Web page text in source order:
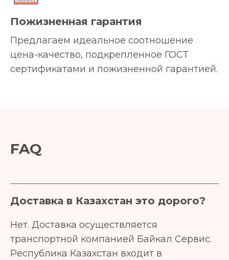
Пожизненная гарантия
Предлагаем идеальное соотношение
цена-качество, подкрепленное ГОСТ
сертификатами и пожизненной гарантией.
FAQ
Доставка в Казахстан это дорого?
Нет. Доставка осуществляется
транспортной компанией Байкал Сервис.
Республика Казахстан входит в